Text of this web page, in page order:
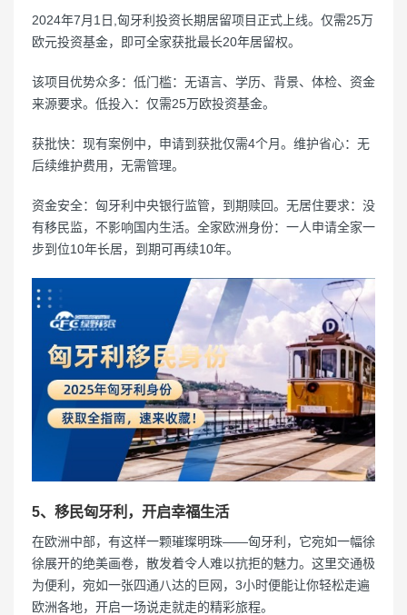
2024年7月1日,匈牙利投资长期居留项目正式上线。仅需25万
欧元投资基金，即可全家获批最长20年居留权。
该项目优势众多：低门槛：无语言、学历、背景、体检、资金
来源要求。低投入：仅需25万欧投资基金。
获批快：现有案例中，申请到获批仅需4个月。维护省心：无
后续维护费用，无需管理。
资金安全：匈牙利中央银行监管，到期赎回。无居住要求：没
有移民监，不影响国内生活。全家欧洲身份：一人申请全家一
步到位10年长居，到期可再续10年。
5、移民匈牙利，开启幸福生活
在欧洲中部，有这样一颗璀璨明珠——匈牙利，它宛如一幅徐
徐展开的绝美画卷，散发着令人难以抗拒的魅力。这里交通极
为便利，宛如一张四通八达的巨网，3小时便能让你轻松走遍
欧洲各地，开启一场说走就走的精彩旅程。